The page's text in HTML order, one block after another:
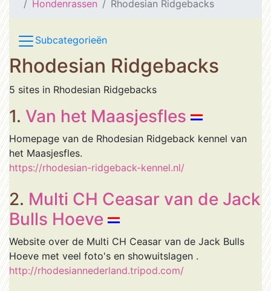
Hondenrassen
Rhodesian Ridgebacks
Subcategorieën
Rhodesian Ridgebacks
5 sites in Rhodesian Ridgebacks
1. Van het Maasjesfles
Homepage van de Rhodesian Ridgeback kennel van
het Maasjesfles.
https://rhodesian-ridgeback-kennel.nl/
2. Multi CH Ceasar van de Jack
Bulls Hoeve
Website over de Multi CH Ceasar van de Jack Bulls
Hoeve met veel foto's en showuitslagen .
http://rhodesiannederland.tripod.com/